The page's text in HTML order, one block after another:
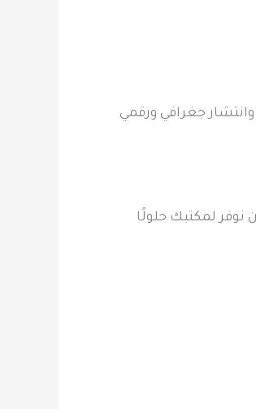
جغرافي ورقمي
لمكتبك حلولًا